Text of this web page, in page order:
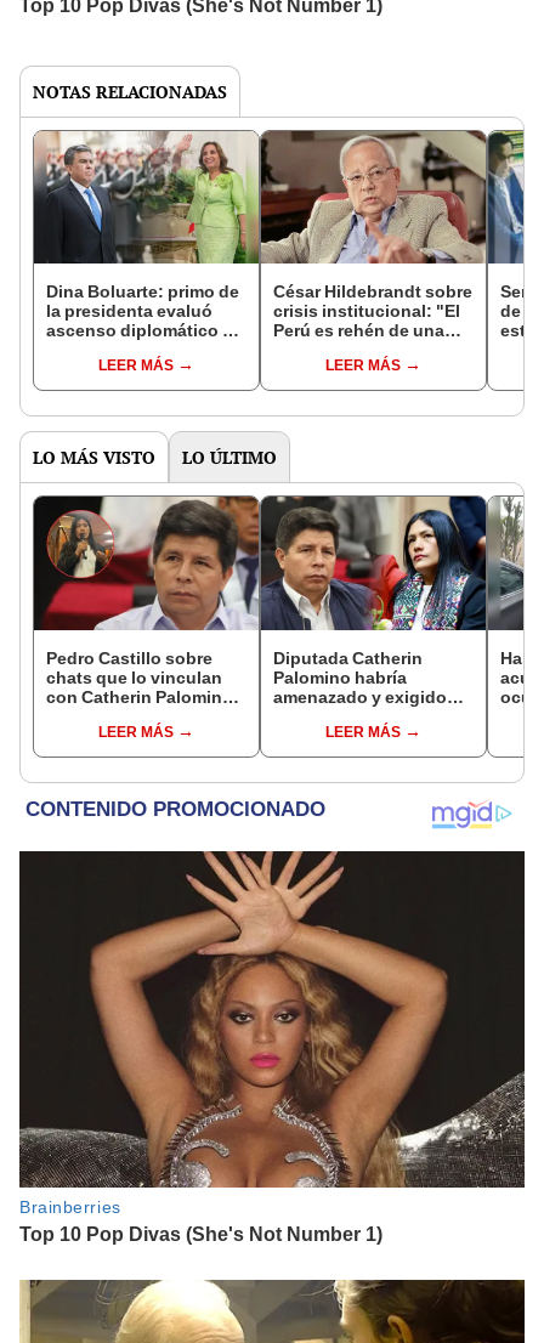
NOTAS RELACIONADAS
Dina Boluarte: primo de
la presidenta evaluó
ascenso diplomático de
LEER MÁS
César Hildebrandt sobre
crisis institucional: "El
Perú es rehén de una
recrear métodos de los
años 90"
LEER MÁS
de
LO MÁS VISTO LO ÚLTIMO
Pedro Castillo sobre
chats que lo vinculan
con Catherin Palomino:
honor"LEER MÁS
Diputada Catherin
Palomino habría
amenazado y exigido
Pedro Castillo tras
insultarlos por
LEER MÁS
PNP